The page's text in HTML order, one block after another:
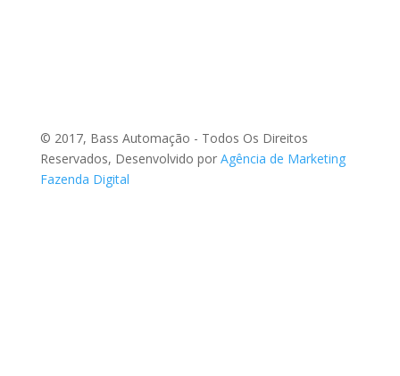
© 2017, Bass Automação - Todos Os Direitos
Reservados, Desenvolvido por Agência de Marketing
Fazenda Digital